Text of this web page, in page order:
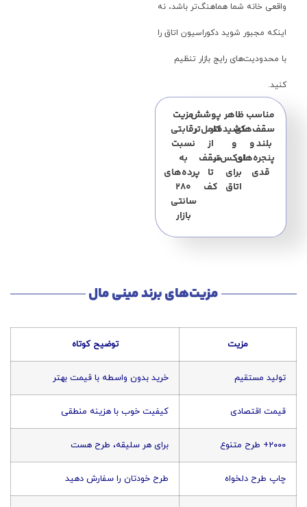
واقعی خانه شما هماهنگ‌تر باشد، نه
اینکه مجبور شوید دکوراسیون اتاق را
با محدودیت‌های رایج بازار تنظیم
کنید.
مناسب
سقف‌های
بلند و
پنجره‌های
قدی
ظاهر
کشیده‌تر
و
لوکس‌تر
برای
اتاق
پوشش
کامل‌تر
از
سقف
تا
کف
مزیت
رقابتی
نسبت
به
پرده‌های
۲۸۰
سانتی
بازار
مزیت‌های برند مینی مال
مزیت توضیح کوتاه
تولید مستقیم خرید بدون واسطه با قیمت بهتر
قیمت اقتصادی کیفیت خوب با هزینه منطقی
۲۰۰۰+ طرح متنوع برای هر سلیقه، طرح هست
چاپ طرح دلخواه طرح خودتان را سفارش دهید